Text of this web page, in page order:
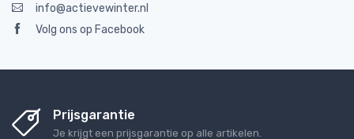
info@actievewinter.nl
Volg ons op Facebook
Prijsgarantie
Je krijgt een prijsgarantie op alle artikelen.